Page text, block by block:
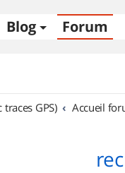
Blog Forum
traces GPS)
Accueil